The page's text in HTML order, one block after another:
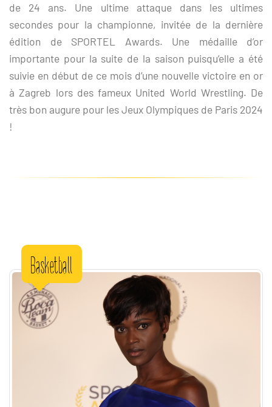
de 24 ans. Une ultime attaque dans les ultimes
secondes pour la championne, invitée de la dernière
édition de SPORTEL Awards. Une médaille d’or
importante pour la suite de la saison puisqu’elle a été
suivie en début de ce mois d’une nouvelle victoire en or
à Zagreb lors des fameux United World Wrestling. De
très bon augure pour les Jeux Olympiques de Paris 2024
!
Basketball